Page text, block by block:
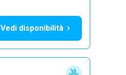
Vedi disponibilità